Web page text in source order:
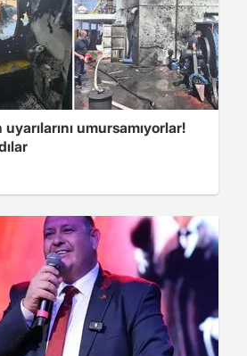
umursamıyorlar!